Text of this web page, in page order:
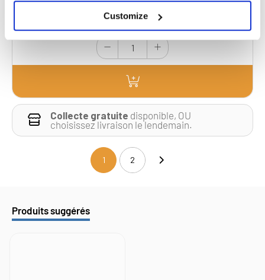
Customize
25 Action
£30.10
Collecte gratuite disponible, OU
choisissez livraison le lendemain.
1(current)2
Produits suggérés